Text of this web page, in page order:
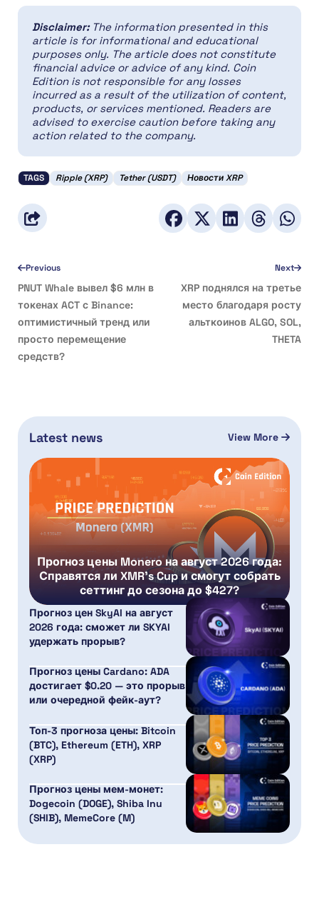
Disclaimer: The information presented in this
article is for informational and educational
purposes only. The article does not constitute
financial advice or advice of any kind. Coin
Edition is not responsible for any losses
incurred as a result of the utilization of content,
products, or services mentioned. Readers are
advised to exercise caution before taking any
action related to the company.
TAGS Ripple (XRP) Tether (USDT) Новости XRP
Previous
PNUT Whale вывел $6 млн в
токенах ACT с Binance:
оптимистичный тренд или
просто перемещение
средств?
Next
XRP поднялся на третье
место благодаря росту
альткоинов ALGO, SOL,
THETA
Latest news View More
Прогноз цены Monero на август 2026 года:
Справятся ли XMR’s Cup и смогут собрать
сеттинг до сезона до $427?
Прогноз цен SkyAI на август
2026 года: сможет ли SKYAI
удержать прорыв?
Прогноз цены Cardano: ADA
достигает $0.20 — это прорыв
или очередной фейк-аут?
Топ-3 прогноза цены: Bitcoin
(BTC), Ethereum (ETH), XRP
(XRP)
Прогноз цены мем-монет:
Dogecoin (DOGE), Shiba Inu
(SHIB), MemeCore (M)